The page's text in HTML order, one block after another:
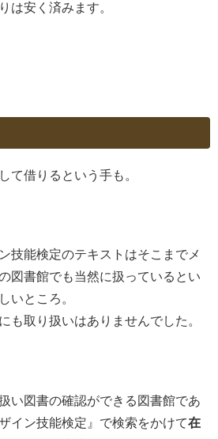
は安く済みます。
て借りるという手も。
技能検定のテキストはそこまでメ
図書館でも当然に扱っているとい
いところ。
も取り扱いはありませんでした。
い図書の確認ができる図書館であ
イン技能検定』で検索をかけて在